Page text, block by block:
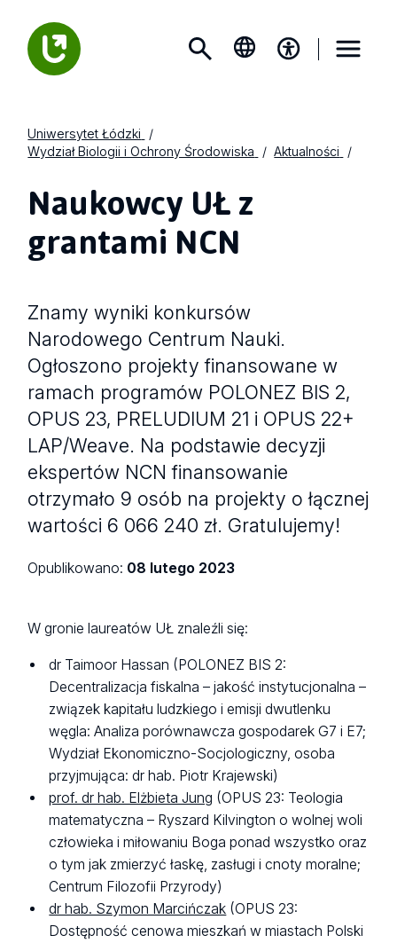
Uniwersytet Łódzki
Wydział Biologii i Ochrony Środowiska
Aktualności
Naukowcy UŁ z
grantami NCN
Znamy wyniki konkursów
Narodowego Centrum Nauki.
Ogłoszono projekty finansowane w
ramach programów POLONEZ BIS 2,
OPUS 23, PRELUDIUM 21 i OPUS 22+
LAP/Weave. Na podstawie decyzji
ekspertów NCN finansowanie
otrzymało 9 osób na projekty o łącznej
wartości 6 066 240 zł. Gratulujemy!
Opublikowano: 08 lutego 2023
W gronie laureatów UŁ znaleźli się:
dr Taimoor Hassan (POLONEZ BIS 2:
Decentralizacja fiskalna – jakość instytucjonalna –
związek kapitału ludzkiego i emisji dwutlenku
węgla: Analiza porównawcza gospodarek G7 i E7;
Wydział Ekonomiczno-Socjologiczny, osoba
przyjmująca: dr hab. Piotr Krajewski)
prof. dr hab. Elżbieta Jung (OPUS 23: Teologia
matematyczna – Ryszard Kilvington o wolnej woli
człowieka i miłowaniu Boga ponad wszystko oraz
o tym jak zmierzyć łaskę, zasługi i cnoty moralne;
Centrum Filozofii Przyrody)
dr hab. Szymon Marcińczak (OPUS 23:
Dostępność cenowa mieszkań w miastach Polski